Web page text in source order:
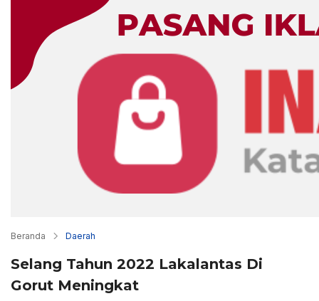
Beranda Daerah
Selang Tahun 2022 Lakalantas Di
Gorut Meningkat